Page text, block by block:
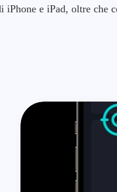
e iPad, oltre che